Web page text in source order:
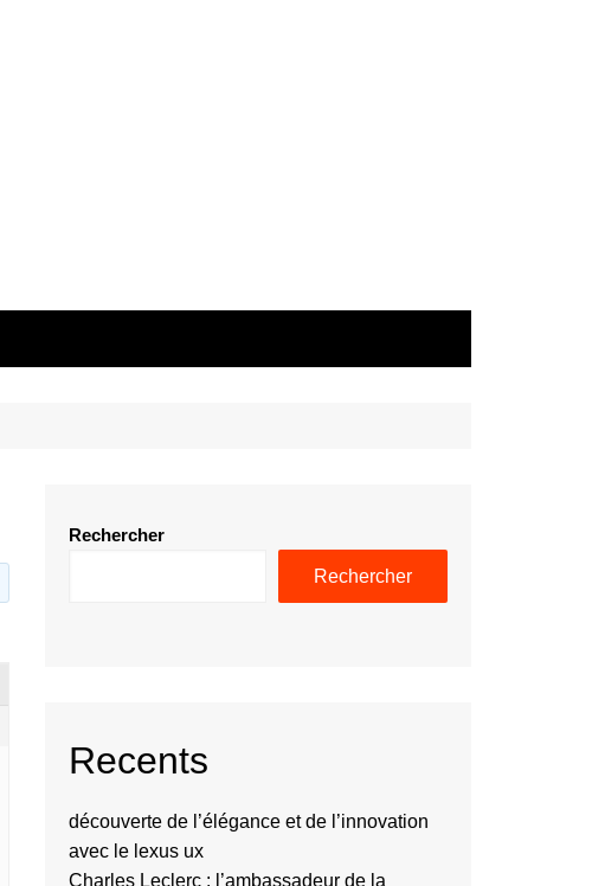
Rechercher
Rechercher
Recents
découverte de l’élégance et de l’innovation
avec le lexus ux
Charles Leclerc : l’ambassadeur de la